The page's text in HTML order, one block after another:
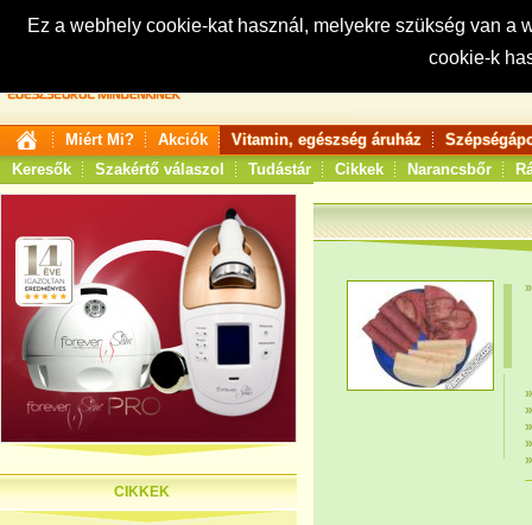
Ez a webhely cookie-kat használ, melyekre szükség van
cookie-k
Keresés:
Miért Mi? Akciók Vitamin, egészség áruház
Keresők
Szakértő válaszol Tudástár Cikkek Narancsbőr
CIKKEK